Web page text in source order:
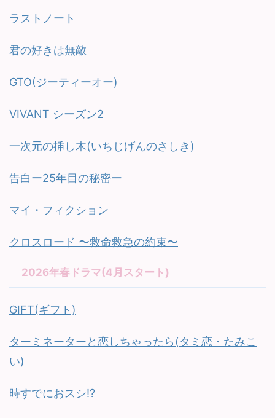
ラストノート
君の好きは無敵
GTO(ジーティーオー)
VIVANT シーズン2
一次元の挿し木(いちじげんのさしき)
告白ー25年目の秘密ー
マイ・フィクション
クロスロード 〜救命救急の約束〜
2026年春ドラマ(4月スタート)
GIFT(ギフト)
ターミネーターと恋しちゃったら(タミ恋・たみこ
い)
時すでにおスシ!?